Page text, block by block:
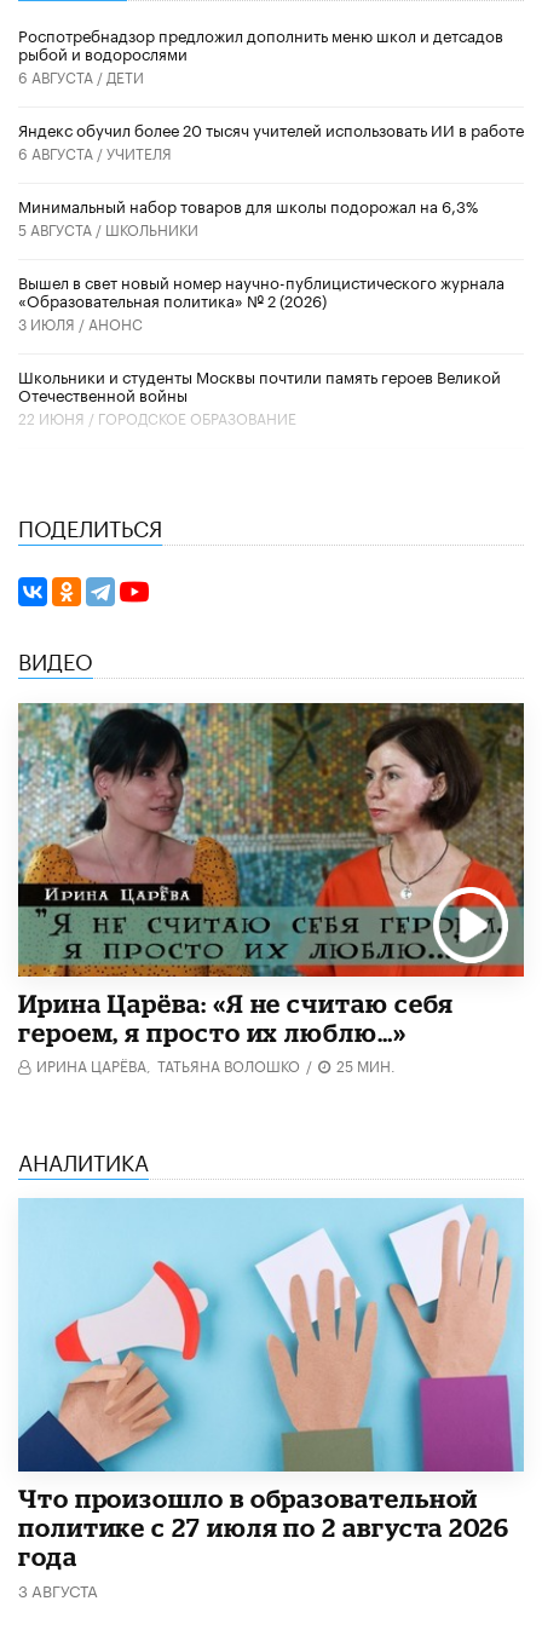
Роспотребнадзор предложил дополнить меню школ и детсадов
рыбой и водорослями
6 АВГУСТА / ДЕТИ
​Яндекс обучил более 20 тысяч учителей использовать ИИ в работе
6 АВГУСТА /УЧИТЕЛЯ
Минимальный набор товаров для школы подорожал на 6,3%
5 АВГУСТА / ШКОЛЬНИКИ
Вышел в свет новый номер научно-публицистического журнала
«Образовательная политика» № 2 (2026)
3 ИЮЛЯ / АНОНС
Школьники и студенты Москвы почтили память героев Великой
Отечественной войны
22 ИЮНЯ / ГОРОДСКОЕ ОБРАЗОВАНИЕ
ПОДЕЛИТЬСЯ
ВИДЕО
Ирина Царёва: «Я не считаю себя
героем, я просто их люблю…»
ИРИНА ЦАРЁВА, ТАТЬЯНА ВОЛОШКО / 25 МИН.
АНАЛИТИКА
​Что произошло в образовательной
политике с 27 июля по 2 августа 2026
года
3 АВГУСТА